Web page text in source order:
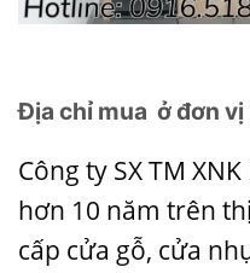
Địa chỉ mua ở đơn vị
Công ty SX TM XNK
hơn 10 năm trên
cấp cửa gỗ, cửa